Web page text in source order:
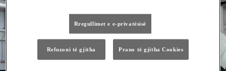
Rregullimet e e-privatësisë
Refuzoni të gjitha Prano të gjitha Cookies